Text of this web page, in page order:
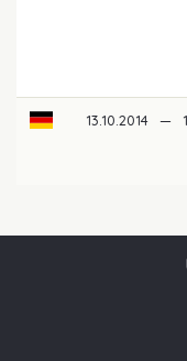
13.10.2014 —